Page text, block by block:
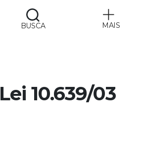
BUSCA MAIS
Lei 10.639/03